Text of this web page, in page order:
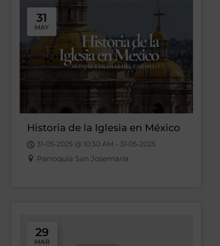
31
MAY
Historia de la Iglesia en México
31-05-2025 @ 10:30 AM - 31-05-2025
Parroquia San Josemaría
29
MAR